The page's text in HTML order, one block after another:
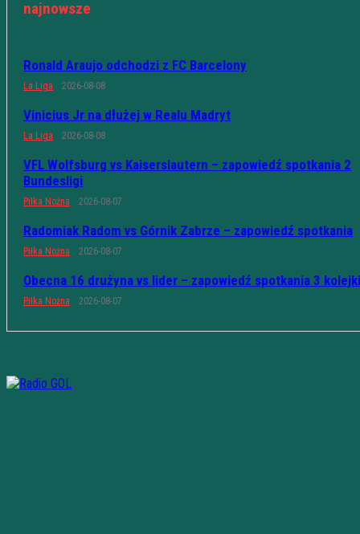
najnowsze
Ronald Araujo odchodzi z FC Barcelony
La Liga 2026-08-08
Vinicius Jr na dłużej w Realu Madryt
La Liga 2026-08-08
VFL Wolfsburg vs Kaiserslautern – zapowiedź spotkania 2
Bundesligi
Piłka Nożna 2026-08-07
Radomiak Radom vs Górnik Zabrze – zapowiedź spotkania
Piłka Nożna 2026-08-07
Obecna 16 drużyna vs lider – zapowiedź spotkania 3 kolejki
Piłka Nożna 2026-08-07